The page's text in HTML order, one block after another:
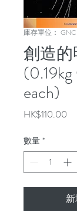
庫存單位：
創造
each)
HK$110.00
數量 *